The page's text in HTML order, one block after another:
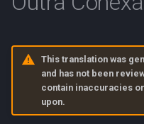
i
2. Instruções de Conexão
3. Verifique sua conexão
multicast ativa.
Device Provisioning
Operations
This translation was
and has not been
contain inaccuracies
upon.